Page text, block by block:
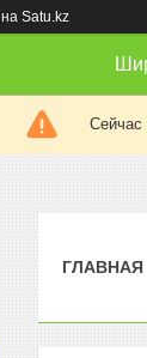
на Satu.kz
Сейчас
ГЛАВНАЯ